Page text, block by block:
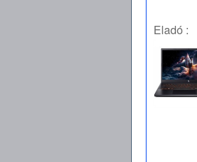
Eladó :